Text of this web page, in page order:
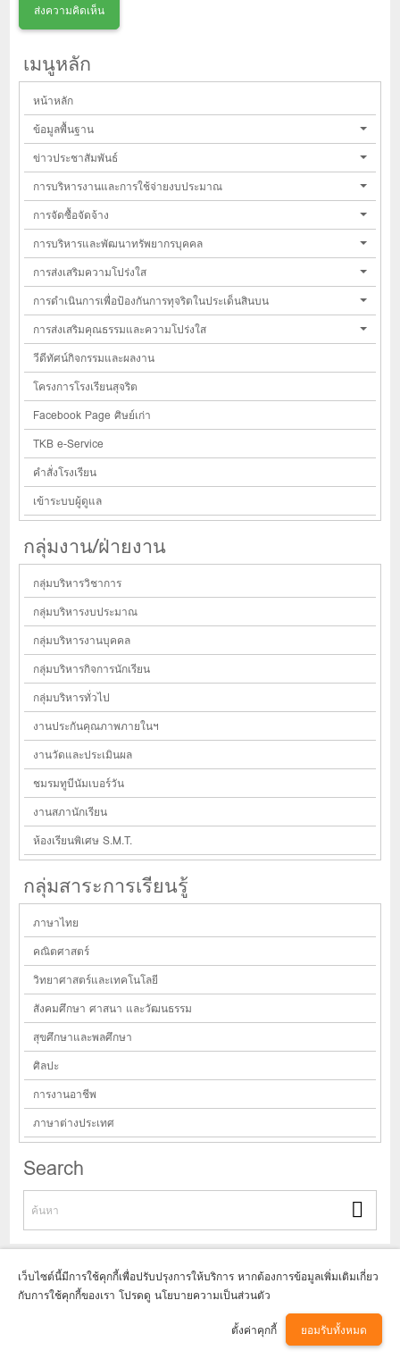
เมนูหลัก
หน้าหลัก
ข้อมูลพื้นฐาน
ข่าวประชาสัมพันธ์
การบริหารงานและการใช้จ่ายงบประมาณ
การจัดซื้อจัดจ้าง
การบริหารและพัฒนาทรัพยากรบุคคล
การส่งเสริมความโปร่งใส
การดำเนินการเพื่อป้องกันการทุจริตในประเด็นสินบน
การส่งเสริมคุณธรรมและความโปร่งใส
วีดีทัศน์กิจกรรมและผลงาน
โครงการโรงเรียนสุจริต
Facebook Page ศิษย์เก่า
TKB e-Service
คำสั่งโรงเรียน
เข้าระบบผู้ดูแล
กลุ่มงาน/ฝ่ายงาน
กลุ่มบริหารวิชาการ
กลุ่มบริหารงบประมาณ
กลุ่มบริหารงานบุคคล
กลุ่มบริหารกิจการนักเรียน
กลุ่มบริหารทั่วไป
งานประกันคุณภาพภายในฯ
งานวัดและประเมินผล
ชมรมทูบีนัมเบอร์วัน
งานสภานักเรียน
ห้องเรียนพิเศษ S.M.T.
กลุ่มสาระการเรียนรู้
ภาษาไทย
คณิตศาสตร์
วิทยาศาสตร์และเทคโนโลยี
สังคมศึกษา ศาสนา และวัฒนธรรม
สุขศึกษาและพลศึกษา
ศิลปะ
การงานอาชีพ
ภาษาต่างประเทศ
Search
Copyright © 2017
โรงเรียนธีรกานท์บ้านโฮ่ง อ.บ้านโฮ่ง จ.ลำพูน
Kotchasan.compage process0.2442
เว็บไซต์นี้มีการใช้คุกกี้เพื่อปรับปรุงการให้บริการ หากต้องการข้อมูลเพิ่มเติมเกี่ยว
กับการใช้คุกกี้ของเรา โปรดดู นโยบายความเป็นส่วนตัว
ตั้งค่าคุกกี้ ยอมรับทั้งหมด